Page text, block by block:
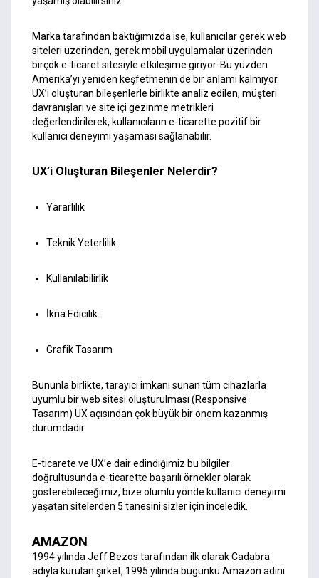
Marka tarafından baktığımızda ise, kullanıcılar gerek web
siteleri üzerinden, gerek mobil uygulamalar üzerinden
birçok e-ticaret sitesiyle etkileşime giriyor. Bu yüzden
Amerika’yı yeniden keşfetmenin de bir anlamı kalmıyor.
UX’i oluşturan bileşenlerle birlikte analiz edilen, müşteri
davranışları ve site içi gezinme metrikleri
değerlendirilerek, kullanıcıların e-ticarette pozitif bir
kullanıcı deneyimi yaşaması sağlanabilir.
UX’i Oluşturan Bileşenler Nelerdir?
Yararlılık
Teknik Yeterlilik
Kullanılabilirlik
İkna Edicilik
Grafik Tasarım
Bununla birlikte, tarayıcı imkanı sunan tüm cihazlarla
uyumlu bir web sitesi oluşturulması (Responsive
Tasarım) UX açısından çok büyük bir önem kazanmış
durumdadır.
E-ticarete ve UX’e dair edindiğimiz bu bilgiler
doğrultusunda e-ticarette başarılı örnekler olarak
gösterebileceğimiz, bize olumlu yönde kullanıcı deneyimi
yaşatan sitelerden 5 tanesini sizler için inceledik.
AMAZON
1994 yılında Jeff Bezos tarafından ilk olarak Cadabra
adıyla kurulan şirket, 1995 yılında bugünkü Amazon adını